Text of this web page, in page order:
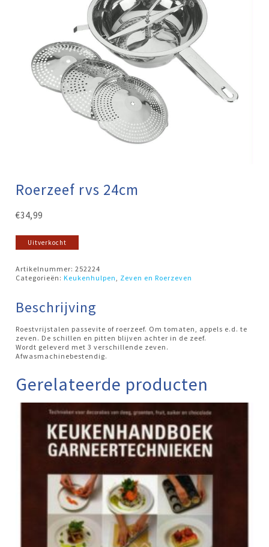
Roerzeef rvs 24cm
€34,99
Uitverkocht
Artikelnummer:252224
Categorieën:Keukenhulpen Zeven en Roerzeven
Beschrijving
Roestvrijstalen passevite of roerzeef. Om tomaten, appels e.d. te
zeven. De schillen en pitten blijven achter in de zeef.
Wordt geleverd met 3 verschillende zeven.
Afwasmachinebestendig.
Gerelateerde producten